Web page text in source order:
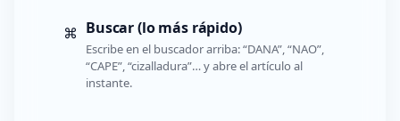
⌘ Buscar (lo más rápido)
Escribe en el buscador arriba: “DANA”, “NAO”,
“CAPE”, “cizalladura”… y abre el artículo al
instante.